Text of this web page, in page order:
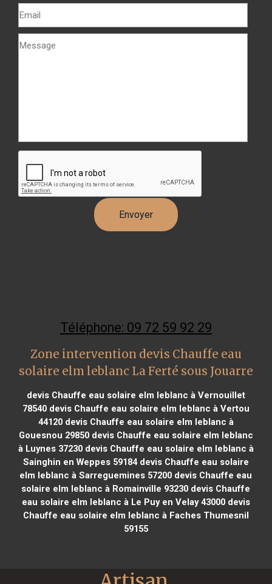
Téléphone: 09 72 59 92 29
Zone intervention devis Chauffe eau
solaire elm leblanc La Ferté sous Jouarre
devis Chauffe eau solaire elm leblanc à Vernouillet
78540devis Chauffe eau solaire elm leblanc à Vertou
44120devis Chauffe eau solaire elm leblanc à
Gouesnou 29850devis Chauffe eau solaire elm leblanc
à Luynes 37230devis Chauffe eau solaire elm leblanc à
Sainghin en Weppes 59184devis Chauffe eau solaire
elm leblanc à Sarreguemines 57200 devis Chauffe eau
solaire elm leblanc à Romainville 93230 devis Chauffe
eau solaire elm leblanc à Le Puy en Velay 43000devis
Chauffe eau solaire elm leblanc à Faches Thumesnil
59155